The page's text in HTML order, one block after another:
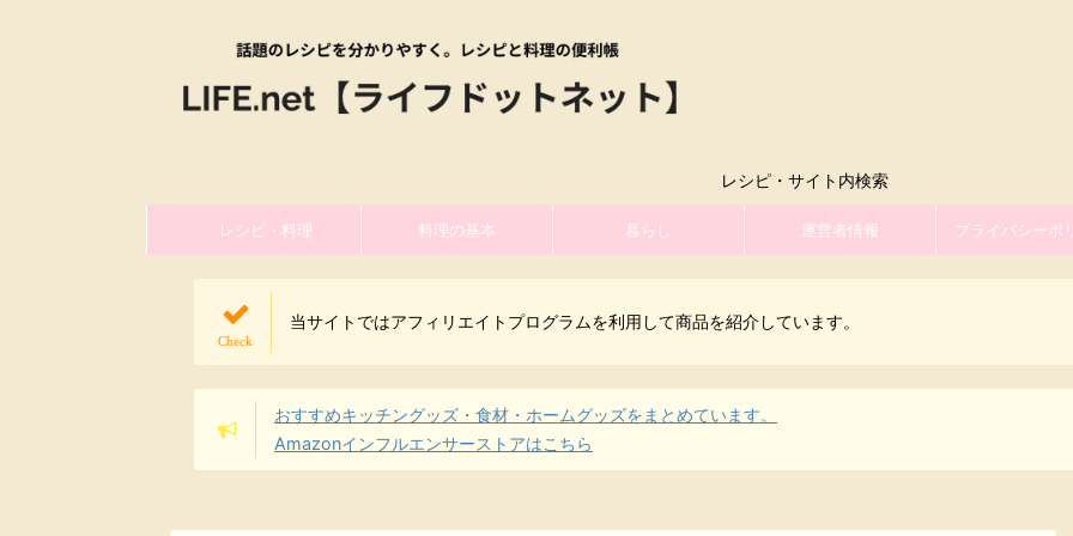
レシピ・サイト内検索
レシピ・料理 料理の基本 暮らし 運営者情報 プライバシーポ
当サイトではアフィリエイトプログラムを利用して商品を紹介しています。
おすすめキッチングッズ・食材・ホームグッズをまとめています。
Amazonインフルエンサーストアはこちら